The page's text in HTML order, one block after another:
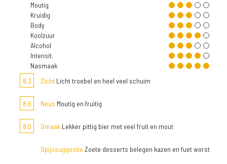
Moutig
Kruidig
Body
Koolzuur
Alcohol
Intensit.
Nasmaak
8,3
Zicht Licht troebel en heel veel schuim
8,6 Neus Moutig en fruitig
8,0 Smaak Lekker pittig bier met veel fruit en mout
Spijssuggestie Zoete desserts belegen kazen en fuet worst